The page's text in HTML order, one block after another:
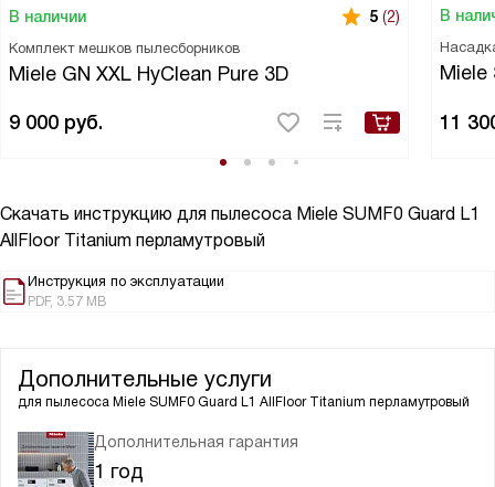
В наличии 5 (2)
Комплект мешков пылесборников
Miele GN XXL HyClean Pure 3D
9 000 руб.
В
Miele
11
Скачать инструкцию для пылесоса Miele SUMF0 Guard L1
AllFloor Titanium перламутровый
Инструкция по эксплуатации
PDF, 3.57 MB
Дополнительные услуги
для пылесоса Miele SUMF0 Guard L1 AllFloor Titanium перламутровый
Дополнительная гарантия
1 год